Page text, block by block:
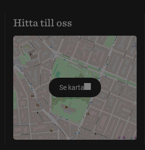
Hitta till oss
Se karta
öppnas i nytt fönster